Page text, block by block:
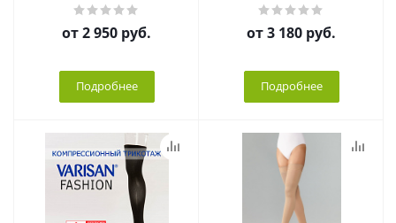
от2 950 руб.
Подробнее
от3 180 руб.
Подробнее